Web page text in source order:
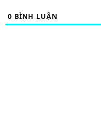
0 BÌNH LUẬN